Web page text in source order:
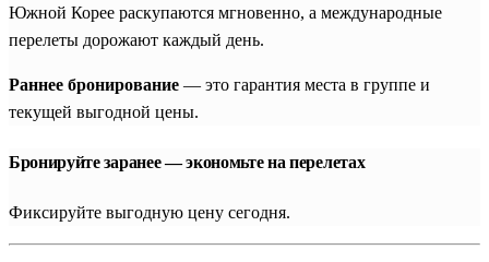
Профессиональный гид сопровождает группу, помогает
сориентироваться в местных традициях, подсказывает лучшие
комфортным темпом движения. Программы составлены так,
чтобы туристы могли без суеты познакомиться как с
ультрасовременным лицом Кореи, так и с ее глубоким
Южной Корее раскупаются мгновенно, а международные
перелеты дорожают каждый день.
Раннее бронирование — это гарантия места в группе и
текущей выгодной цены.
Бронируйте заранее — экономьте на перелетах
Фиксируйте выгодную цену сегодня.